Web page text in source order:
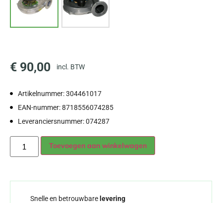
€ 90,00 incl. BTW
Artikelnummer: 304461017
EAN-nummer: 8718556074285
Leveranciersnummer: 074287
Toevoegen aan winkelwagen
Snelle en betrouwbarelevering